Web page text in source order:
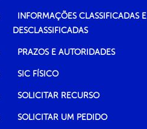
INFORMAÇÕES CLASSIFICADAS E
DESCLASSIFICADAS
PRAZOS E AUTORIDADES
SIC FÍSICO
SOLICITAR RECURSO
SOLICITAR UM PEDIDO